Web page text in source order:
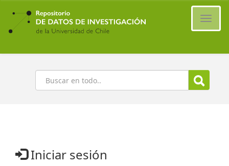
Ir
contenido
principal
Buscar
Iniciar sesión